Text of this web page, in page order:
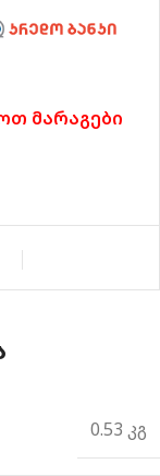
მარაგები
0.53 კგ